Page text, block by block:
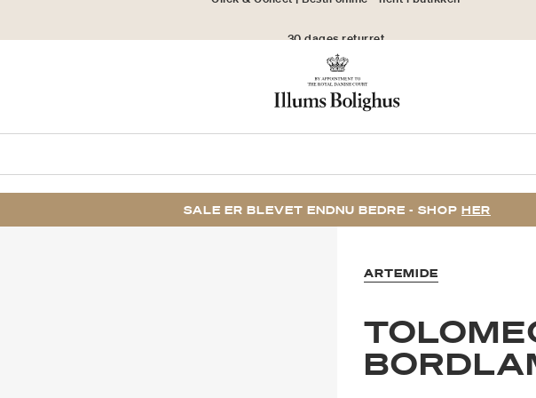
SALE ER BLEVET ENDNU BEDRE - SHOP HER
ARTEMIDE